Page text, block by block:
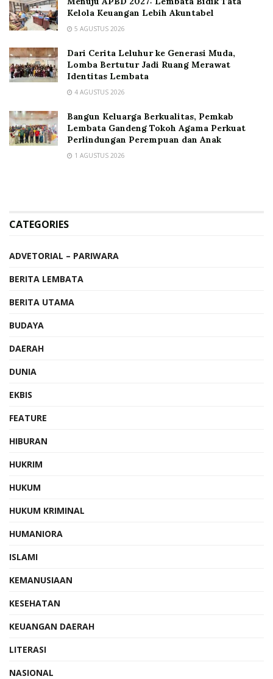
Kelola Keuangan Lebih Akuntabel
5 AGUSTUS 2026
Dari Cerita Leluhur ke Generasi Muda,
Lomba Bertutur Jadi Ruang Merawat
Identitas Lembata
4 AGUSTUS 2026
Bangun Keluarga Berkualitas, Pemkab
Lembata Gandeng Tokoh Agama Perkuat
Perlindungan Perempuan dan Anak
1 AGUSTUS 2026
CATEGORIES
ADVETORIAL – PARIWARA
BERITA LEMBATA
BERITA UTAMA
BUDAYA
DAERAH
DUNIA
EKBIS
FEATURE
HIBURAN
HUKRIM
HUKUM
HUKUM KRIMINAL
HUMANIORA
ISLAMI
KEMANUSIAAN
KESEHATAN
KEUANGAN DAERAH
LITERASI
NASIONAL